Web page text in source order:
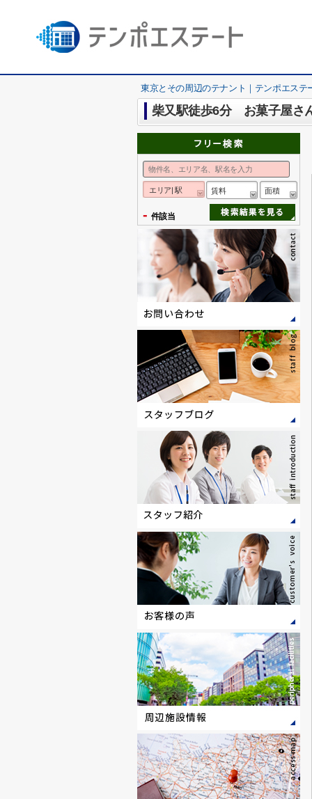
東京とその周辺のテナント｜テンポエステ
柴又駅徒歩6分 お菓子屋さ
エリア| 駅 賃料 面積
- 件該当